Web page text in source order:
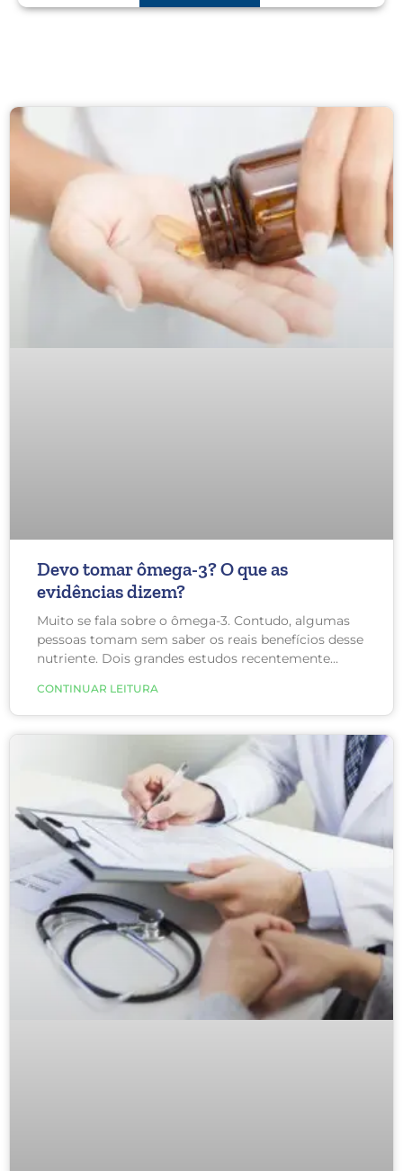
Devo tomar ômega-3? O que as
evidências dizem?
Muito se fala sobre o ômega-3. Contudo, algumas
pessoas tomam sem saber os reais benefícios desse
nutriente. Dois grandes estudos recentemente
ômega-3 e quem não terá.
CONTINUAR LEITURA